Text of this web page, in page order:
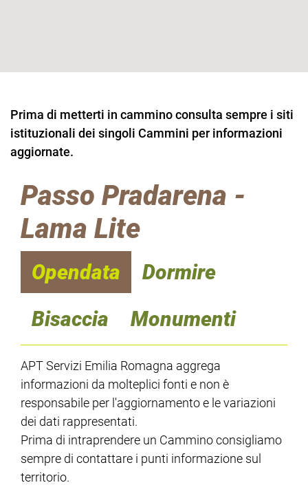
Prima di metterti in cammino consulta sempre i siti
istituzionali dei singoli Cammini per informazioni
aggiornate.
Passo Pradarena -
Lama Lite
Opendata
Dormire
Bisaccia
Monumenti
APT Servizi Emilia Romagna aggrega
informazioni da molteplici fonti e non è
responsabile per l'aggiornamento e le variazioni
dei dati rappresentati.
Prima di intraprendere un Cammino consigliamo
sempre di contattare i punti informazione sul
territorio.